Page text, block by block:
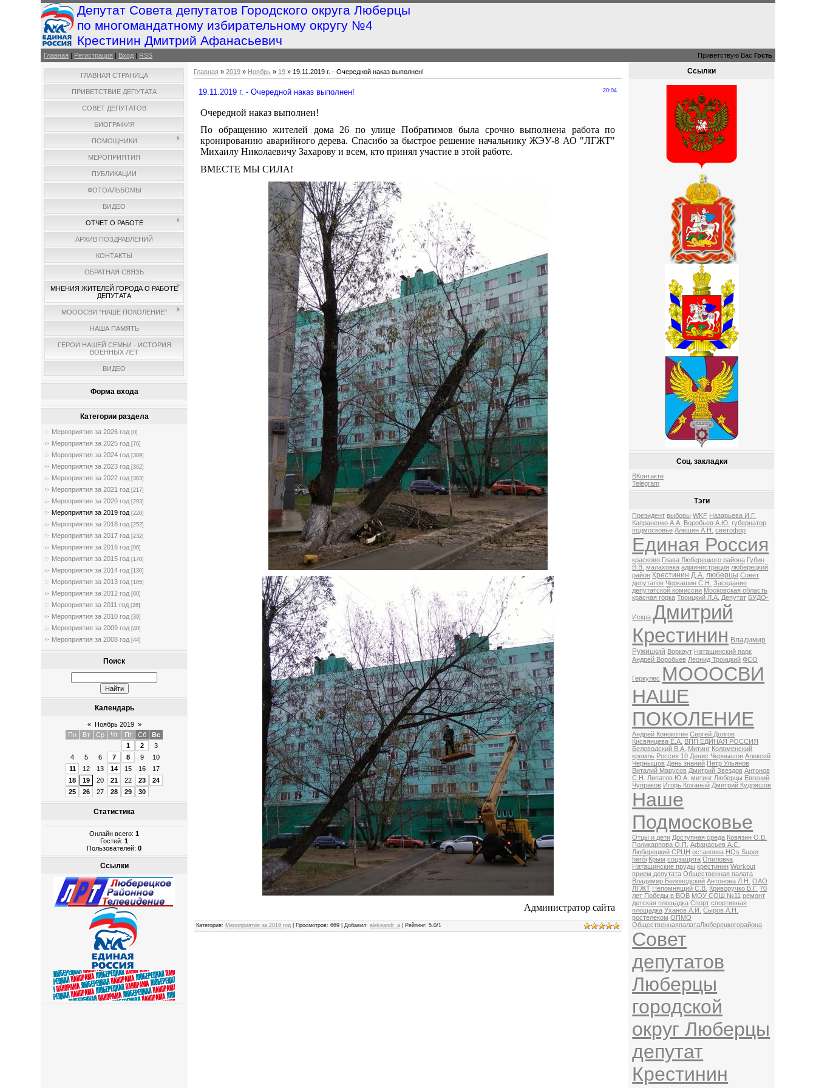
Депутат Совета депутатов Городского округа Люберцы
по многомандатному избирательному округу №4
Крестинин Дмитрий Афанасьевич
Главная | Регистрация | Вход | RSS Приветствую Вас Гость
ГЛАВНАЯ СТРАНИЦА
ПРИВЕТСТВИЕ ДЕПУТАТА
СОВЕТ ДЕПУТАТОВ
БИОГРАФИЯ
ПОМОЩНИКИ
МЕРОПРИЯТИЯ
ПУБЛИКАЦИИ
ФОТОАЛЬБОМЫ
ВИДЕО
ОТЧЕТ О РАБОТЕ
АРХИВ ПОЗДРАВЛЕНИЙ
КОНТАКТЫ
ОБРАТНАЯ СВЯЗЬ
МНЕНИЯ ЖИТЕЛЕЙ ГОРОДА О РАБОТЕ
ДЕПУТАТА
МОООСВИ "НАШЕ ПОКОЛЕНИЕ"
НАША ПАМЯТЬ
ГЕРОИ НАШЕЙ СЕМЬИ - ИСТОРИЯ
ВОЕННЫХ ЛЕТ
ВИДЕО
Форма входа
Категории раздела
Мероприятия за 2026 год [0]
Мероприятия за 2025 год [76]
Мероприятия за 2024 год [389]
Мероприятия за 2023 год [362]
Мероприятия за 2022 год [303]
Мероприятия за 2021 год [217]
Мероприятия за 2020 год [293]
Мероприятия за 2019 год [220]
Мероприятия за 2018 год [252]
Мероприятия за 2017 год [232]
Мероприятия за 2016 год [96]
Мероприятия за 2015 год [170]
Мероприятия за 2014 год [130]
Мероприятия за 2013 год [105]
Мероприятия за 2012 год [60]
Мероприятия за 2011 год [28]
Мероприятия за 2010 год [39]
Мероприятия за 2009 год [40]
Мероприятия за 2008 год [44]
Поиск
Календарь
« Ноябрь 2019 »
Пн
Вт Ср Чт Пт Сб
Вс
1
2
3
4
5 6 7 8 9
10
11
12 13 14 15 16
17
18
19 20 21 22 23
24
25
26 27 28 29 30
Статистика
Онлайн всего:1
Гостей:1
Пользователей:0
Ссылки
Главная »2019 » Ноябрь » 19 » 19.11.2019 г. - Очередной наказ выполнен!
20:04
19.11.2019 г. - Очередной наказ выполнен!
Очередной наказ выполнен!
По обращению жителей дома 26 по улице Побратимов была срочно выполнена работа по
кронированию аварийного дерева. Спасибо за быстрое решение начальнику ЖЭУ-8 АО "ЛГЖТ"
Михаилу Николаевичу Захарову и всем, кто принял участие в этой работе.
ВМЕСТЕ МЫ СИЛА!
Администратор сайта
Категория: Мероприятия за 2019 год Просмотров: 669 | Добавил:aleksandr_a Рейтинг:5.0/1
Ссылки
Соц. закладки
ВКонтакте
Telegram
Тэги
Президент выборы WKF Назарьева И.Г.
Капраненко А.А. Воробьев А.Ю. губернатор
подмосковье Алешин А.Н. светофор
Единая Россия
красково Глава Люберецкого района Губин
В.В. малаховка администрация люберецкий
район Крестинин Д.А. люберцы Совет
депутатов Черкашин С.Н.
Заседание
депутатской комиссии Московская область
красная горка Троицкий Л.А. Депутат БУДО-
Искра Дмитрий
Крестинин Владимир
Ружицкий Воркаут Наташинский парк
Андрей Воробьев Леонид Троицкий ФСО
Геркулес МОООСВИ
НАШЕ
ПОКОЛЕНИЕ
Андрей Конокотин Сергей Долгов
Кисвянцева Е.А. ВПП ЕДИНАЯ РОССИЯ
Беловодский В.А. Митинг Коломенский
кремль Россия 10 Денис Чернышов Алексей
Чернышов День знаний Петр Ульянов
Виталий Марусов Дмитрий Звездов Антонов
С.Н.
Липатов Ю.А. митинг Люберцы Евгений
Чупраков Игорь Коханый Дмитрий Кудряшов
Наше
Подмосковье
Отцы и дети Доступная среда Ковязин О.В.
Поликарпова О.П.
Афанасьев А.С.
Люберецкий СРЦН остановка HQs Super
herói Крым соцзащита Опиловка
Наташинские пруды крестинин Workout
прием депутата Общественная палата
Владимир Беловодский Антонова Л.Н.
ОАО
ЛГЖТ Непомнящий С.В. Криворучко В.Г. 70
лет Победы в ВОВ МОУ СОШ №11 ремонт
детская площадка Спорт спортивная
площадка Уханов А.И.
Сыров А.Н.
ростелеком ОПМО
ОбщественнаяпалатаЛюберецкогорайона
Совет
депутатов
Люберцы
городской
округ Люберцы
депутат
Крестинин